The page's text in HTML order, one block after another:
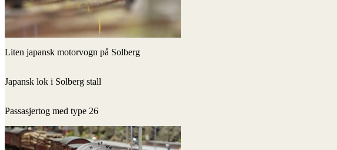
Liten japansk motorvogn på Solberg
Japansk lok i Solberg stall
Passasjertog med type 26